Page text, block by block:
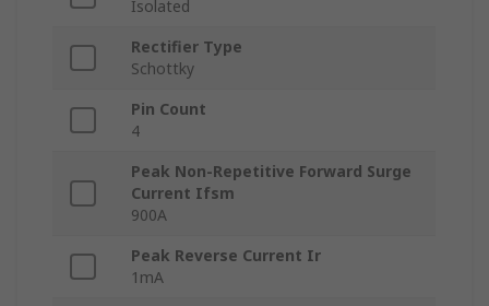
Isolated
Rectifier Type
Schottky
Pin Count
4
Peak Non-Repetitive Forward Surge
Current Ifsm
900A
Peak Reverse Current Ir
1mA